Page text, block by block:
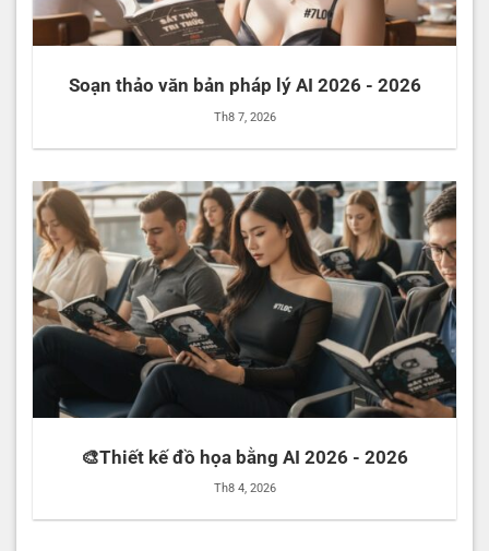
Soạn thảo văn bản pháp lý AI 2026 - 2026
Th8 7, 2026
🎨Thiết kế đồ họa bằng AI 2026 - 2026
Th8 4, 2026